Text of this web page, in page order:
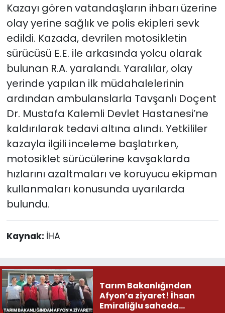
Kazayı gören vatandaşların ihbarı üzerine
olay yerine sağlık ve polis ekipleri sevk
edildi. Kazada, devrilen motosikletin
sürücüsü E.E. ile arkasında yolcu olarak
bulunan R.A. yaralandı. Yaralılar, olay
yerinde yapılan ilk müdahalelerinin
ardından ambulanslarla Tavşanlı Doçent
Dr. Mustafa Kalemli Devlet Hastanesi’ne
kaldırılarak tedavi altına alındı. Yetkililer
kazayla ilgili inceleme başlatırken,
motosiklet sürücülerine kavşaklarda
hızlarını azaltmaları ve koruyucu ekipman
kullanmaları konusunda uyarılarda
bulundu.
Kaynak: İHA
Tarım Bakanlığından
Afyon’a ziyaret! İhsan
Emiraliğlu sahada